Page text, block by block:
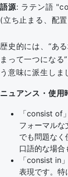
語源: ラテン語
(立ち止まる、配
歴史的には、“あ
まって一つになる
う意味に派生しま
ニュアンス・使用
「consist of
フォーマル
でも問題な
口語的な場合
「consist in
表現です。特